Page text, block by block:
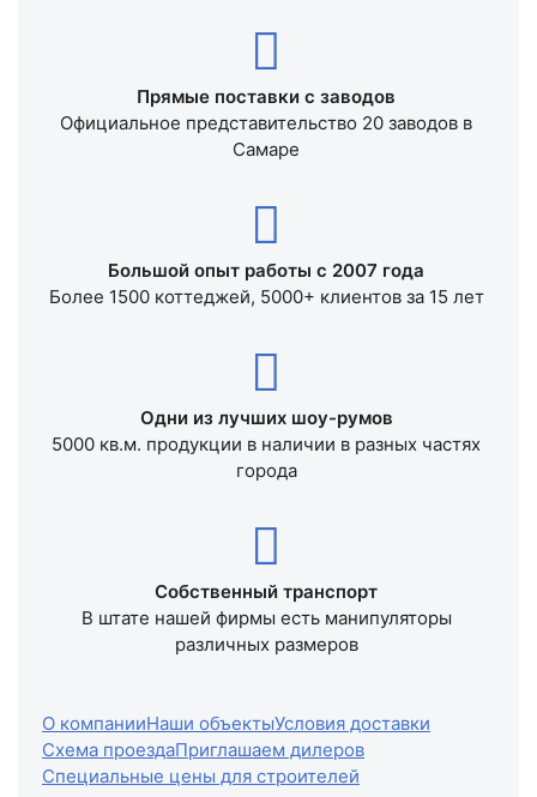
Прямые поставки с заводов
Официальное представительство 20 заводов в
Самаре
Большой опыт работы с 2007 года
Более 1500 коттеджей, 5000+ клиентов за 15 лет
Одни из лучших шоу-румов
5000 кв.м. продукции в наличии в разных частях
города
Собственный транспорт
В штате нашей фирмы есть манипуляторы
различных размеров
О компанииНаши объектыУсловия доставки
Схема проездаПриглашаем дилеров
Специальные цены для строителей